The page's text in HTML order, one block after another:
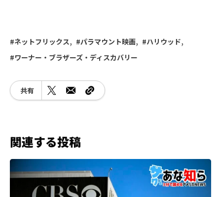
ネットフリックス パラマウント映画
ハリウッド
ワーナー・ブラザーズ・ディスカバリー
共有
関連する投稿